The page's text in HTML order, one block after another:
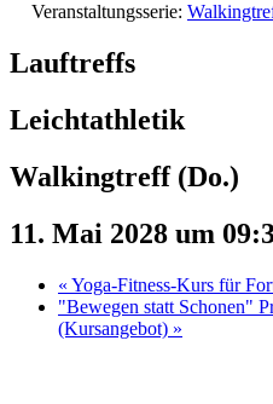
Veranstaltungsserie:
Lauftreffs
Leichtathletik
Walkingtreff (Do.)
11. Mai 2028 um
« Yoga-Fitness-Kurs für
"Bewegen statt Schonen"
(Kursangebot) »